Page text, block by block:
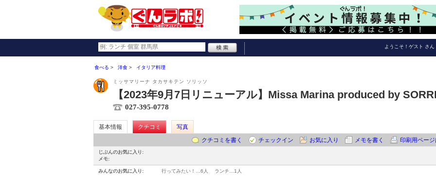
ようこそ！ ゲスト さん
食べる 洋食 イタリア料理
ミッサマリーナ タカサキテン ソリッソ
【2023年9月7日リニューアル】Missa Marina produced by
027-395-0778
基本情報 クチコミ
写真
クチコミを書く
チェックイン お気に入り メモを書く 印刷用ページ
じぶんのお気に入り:
メモ:
みんなのお気に入り: 行ってみたい！… 6人 ランチ… 1人